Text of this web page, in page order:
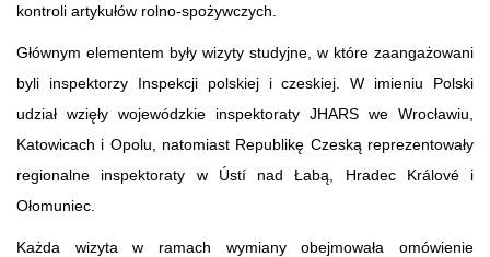
kontroli artykułów rolno-spożywczych.
Głównym elementem były wizyty studyjne, w które zaangażowani
byli inspektorzy Inspekcji polskiej i czeskiej. W imieniu Polski
udział wzięły wojewódzkie inspektoraty JHARS we Wrocławiu,
Katowicach i Opolu, natomiast Republikę Czeską reprezentowały
regionalne inspektoraty w Ústí nad Łabą, Hradec Králové i
Ołomuniec.
Każda wizyta w ramach wymiany obejmowała omówienie